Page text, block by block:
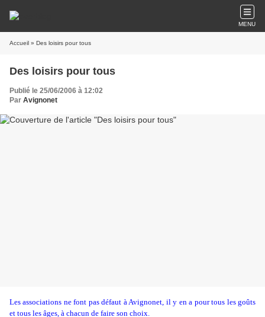
MENU
Accueil » Des loisirs pour tous
Des loisirs pour tous
Publié le 25/06/2006 à 12:02
Par Avignonet
Les associations ne font pas défaut à Avignonet, il y en a pour tous les goûts
et tous les âges, à chacun de faire son choix.